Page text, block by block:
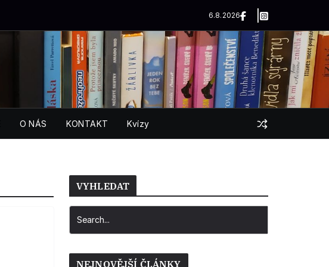
6.8.2026
O NÁS KONTAKT Kvízy
VYHLEDAT
NEJNOVĚJŠÍ ČLÁNKY